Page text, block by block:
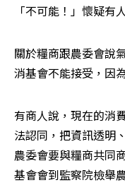
「不可能！」懷疑有
關於糧商跟農委會說
消基會不能接受，因
有商人說，現在的消
法認同，把資訊透明
農委會要與糧商共同
基會會到監察院檢舉